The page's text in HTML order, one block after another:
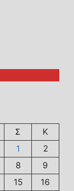
Σ
Κ
1
2
8
9
15 16